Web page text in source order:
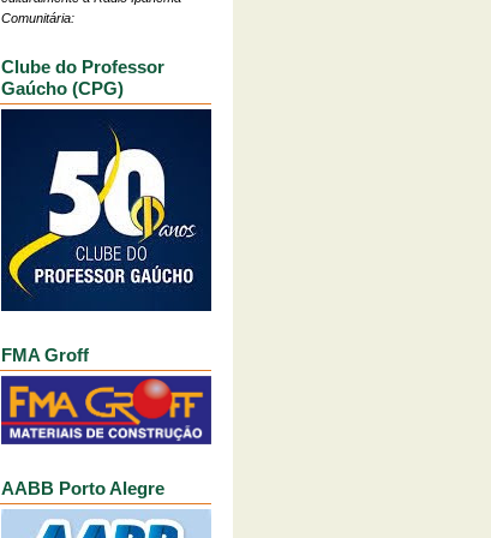
Comunitária:
Clube do Professor
Gaúcho (CPG)
FMA Groff
AABB Porto Alegre